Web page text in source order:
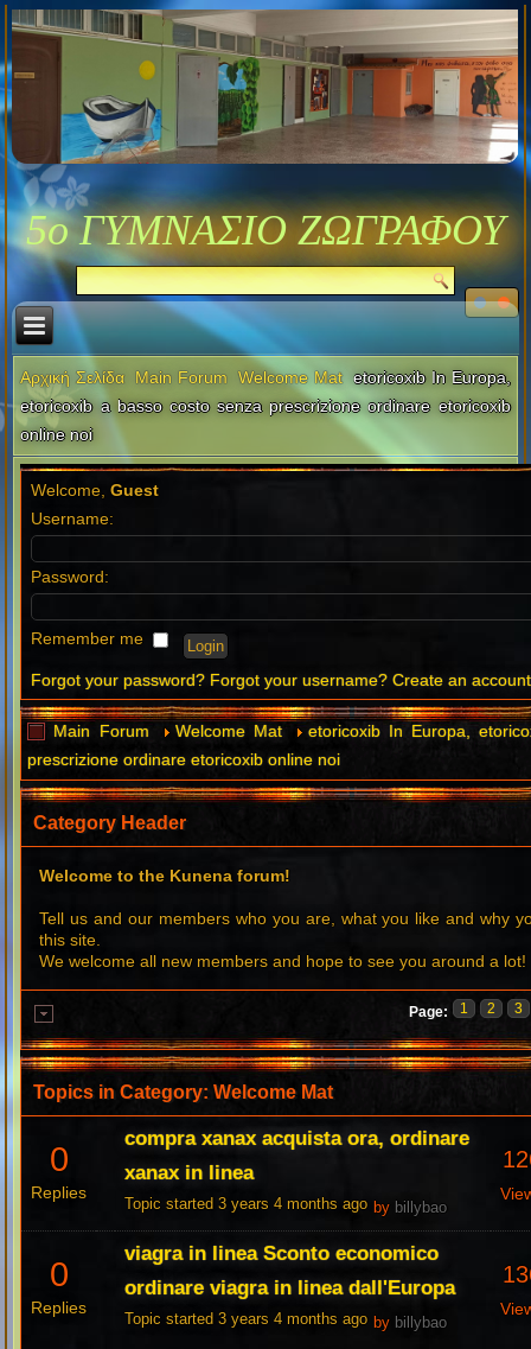
5ο ΓΥΜΝΑΣΙΟ ΖΩΓΡΑΦΟΥ
Αρχική Σελίδα Main Forum Welcome Mat etoricoxib In Europa,
etoricoxib a basso costo senza prescrizione ordinare etoricoxib
online noi
Welcome,Guest
Username:
Password:
Remember me
Forgot your password? Forgot your username? Create an account
Main Forum Welcome Mat
etoricoxib In Europa,
prescrizione ordinare etoricoxib online noi
Category Header
Welcome to the Kunena forum!
Tell us and our members who you are, what you like and why
this site.
We welcome all new members and hope to see you around a lot!
Page: 1 2 3
Topics in Category: Welcome Mat
0
Replies
compra xanax acquista ora, ordinare
xanax in linea
Topic started 3 years 4 months ago by billybao
0
Replies
viagra in linea Sconto economico
ordinare viagra in linea dall'Europa
Topic started 3 years 4 months ago by billybao